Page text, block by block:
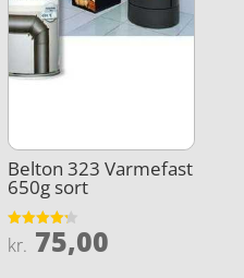
Belton 323 Varmefast
650g sort
Vurderet
4.2
kr. 75,00